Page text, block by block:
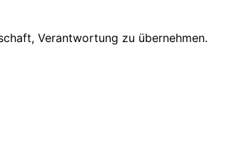
Verantwortung zu übernehmen.